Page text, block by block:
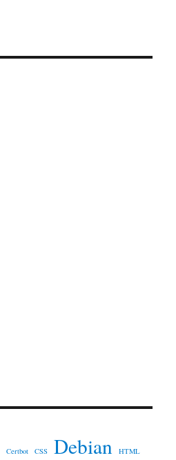
Certbot CSS Debian HTML